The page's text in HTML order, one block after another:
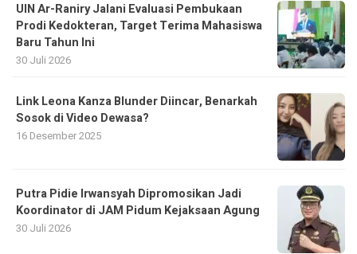
UIN Ar-Raniry Jalani Evaluasi Pembukaan
Prodi Kedokteran, Target Terima Mahasiswa
Baru Tahun Ini
30 Juli 2026
Link Leona Kanza Blunder Diincar, Benarkah
Sosok di Video Dewasa?
16 Desember 2025
Putra Pidie Irwansyah Dipromosikan Jadi
Koordinator di JAM Pidum Kejaksaan Agung
30 Juli 2026